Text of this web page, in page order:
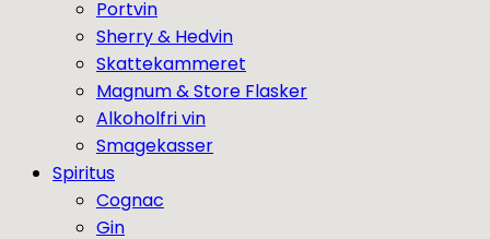
Portvin
Sherry & Hedvin
Skattekammeret
Magnum & Store Flasker
Alkoholfri vin
Smagekasser
Spiritus
Cognac
Gin